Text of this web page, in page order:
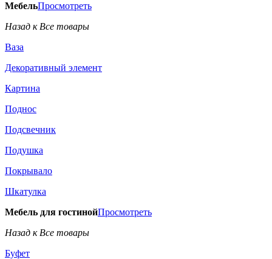
МебельПросмотреть
Назад к Все товары
Ваза
Декоративный элемент
Картина
Поднос
Подсвечник
Подушка
Покрывало
Шкатулка
Мебель для гостинойПросмотреть
Назад к Все товары
Буфет